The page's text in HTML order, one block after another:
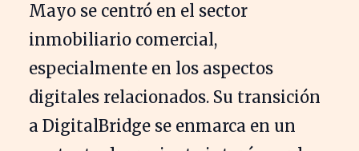
Mayo se centró en el sector
inmobiliario comercial,
especialmente en los aspectos
digitales relacionados. Su transición
a DigitalBridge se enmarca en un